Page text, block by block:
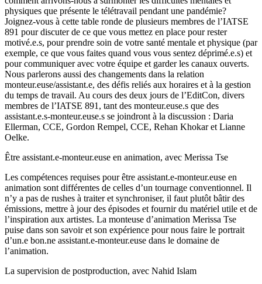
physiques que présente le télétravail pendant une pandémie?
Joignez-vous à cette table ronde de plusieurs membres de l’IATSE
891 pour discuter de ce que vous mettez en place pour rester
motivé.e.s, pour prendre soin de votre santé mentale et physique (par
exemple, ce que vous faites quand vous vous sentez déprimé.e.s) et
pour communiquer avec votre équipe et garder les canaux ouverts.
Nous parlerons aussi des changements dans la relation
monteur.euse/assistant.e, des défis reliés aux horaires et à la gestion
du temps de travail. Au cours des deux jours de l’EditCon, divers
membres de l’IATSE 891, tant des monteur.euse.s que des
assistant.e.s-monteur.euse.s se joindront à la discussion : Daria
Ellerman, CCE, Gordon Rempel, CCE, Rehan Khokar et Lianne
Oelke.
Être assistant.e-monteur.euse en animation, avec Merissa Tse
Les compétences requises pour être assistant.e-monteur.euse en
animation sont différentes de celles d’un tournage conventionnel. Il
n’y a pas de rushes à traiter et synchroniser, il faut plutôt bâtir des
émissions, mettre à jour des épisodes et fournir du matériel utile et de
l’inspiration aux artistes. La monteuse d’animation Merissa Tse
puise dans son savoir et son expérience pour nous faire le portrait
d’un.e bon.ne assistant.e-monteur.euse dans le domaine de
l’animation.
La supervision de postproduction, avec Nahid Islam